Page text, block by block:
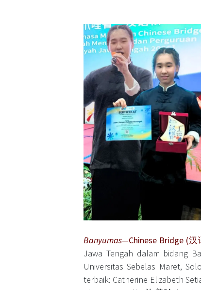
Banyumas—Chinese Bridge (
Jawa Tengah dalam bidang
Universitas Sebelas Maret,
terbaik: Catherine Elizabeth